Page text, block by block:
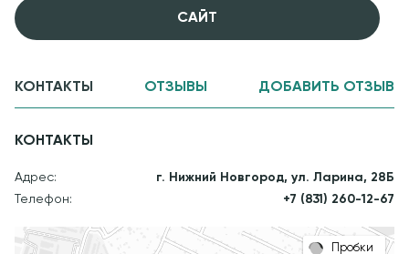
CАЙТ
КОНТАКТЫ ОТЗЫВЫ ДОБАВИТЬ ОТЗЫВ
КОНТАКТЫ
Адрес:
г. Нижний Новгород, ул. Ларина, 28Б
Телефон:
+7 (831) 260-12-67
Пробки